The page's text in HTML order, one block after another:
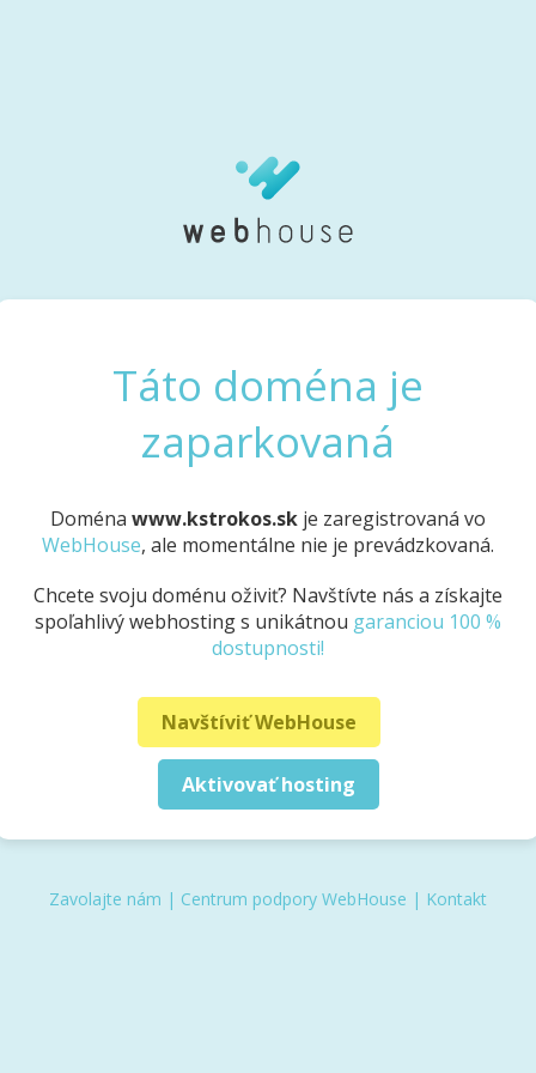
Táto doména je
zaparkovaná
Doména www.kstrokos.sk je zaregistrovaná vo
WebHouse, ale momentálne nie je prevádzkovaná.
Chcete svoju doménu oživiť? Navštívte nás a získajte
spoľahlivý webhosting s unikátnou garanciou 100 %
dostupnosti!
Navštíviť WebHouse
Aktivovať hosting
Zavolajte nám | Centrum podpory WebHouse | Kontakt